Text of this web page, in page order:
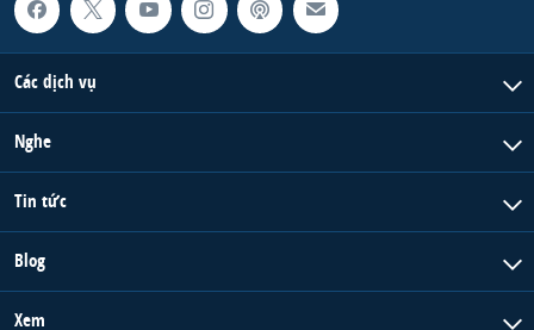
Các dịch vụ
Nghe
Tin tức
Blog
Xem